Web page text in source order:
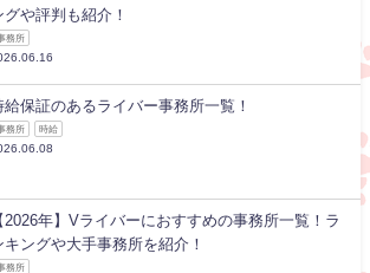
グや評判も紹介！
務所
給保証のあるライバー事務所一覧！
務所 時給
2026年】Vライバーにおすすめの事務所一覧！ラ
キングや大手事務所を紹介！
務所